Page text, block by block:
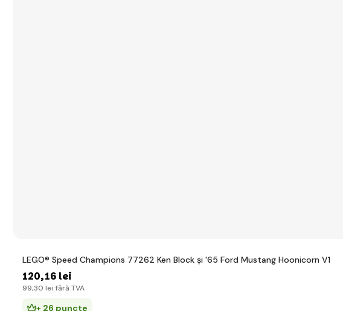
LEGO® Speed Champions 77262 Ken Block și '65 Ford Mustang Hoonicorn V1
120,16 lei
99,30 lei fără TVA
+ 26 puncte